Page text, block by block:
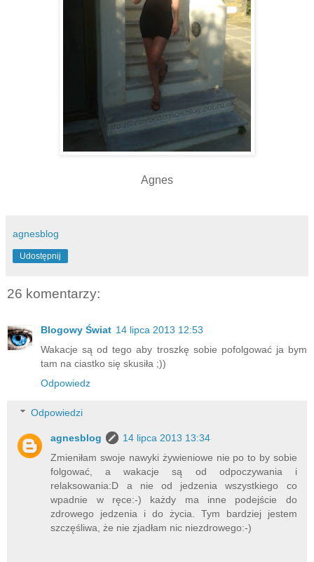
Agnes
agnesblog
Udostępnij
26 komentarzy:
Blogowy Świat 14 lipca 2013 12:53
Wakacje są od tego aby troszkę sobie pofolgować ja bym
tam na ciastko się skusiła ;))
Odpowiedz
Odpowiedzi
agnesblog
14 lipca 2013 13:34
Zmieniłam swoje nawyki żywieniowe nie po to by sobie
folgować, a wakacje są od odpoczywania i
relaksowania:D a nie od jedzenia wszystkiego co
wpadnie w ręce:-) każdy ma inne podejście do
zdrowego jedzenia i do życia. Tym bardziej jestem
szczęśliwa, że nie zjadłam nic niezdrowego:-)